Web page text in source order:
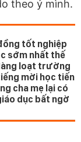
theo ý mình.
tốt nghiệp
sớm nhất thế
loạt trường
mời học tiến
cha mẹ lại có
dục bất ngờ